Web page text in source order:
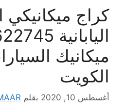
كراج ميكانيكي
ميكانيك
الكويت
أغسطس 10, 2020 بقلم